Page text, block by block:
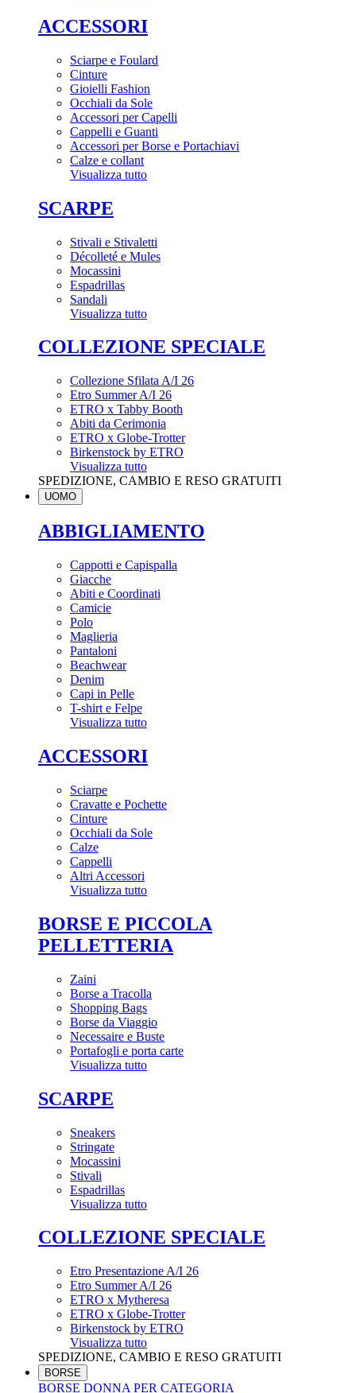
ACCESSORI
Sciarpe e Foulard
Cinture
Gioielli Fashion
Occhiali da Sole
Accessori per Capelli
Cappelli e Guanti
Accessori per Borse e Portachiavi
Calze e collant
Visualizza tutto
SCARPE
Stivali e Stivaletti
Décolleté e Mules
Mocassini
Espadrillas
Sandali
Visualizza tutto
COLLEZIONE SPECIALE
Collezione Sfilata A/I 26
Etro Summer A/I 26
ETRO x Tabby Booth
Abiti da Cerimonia
ETRO x Globe-Trotter
Birkenstock by ETRO
Visualizza tutto
SPEDIZIONE, CAMBIO E RESO GRATUITI
UOMO
ABBIGLIAMENTO
Cappotti e Capispalla
Giacche
Abiti e Coordinati
Camicie
Polo
Maglieria
Pantaloni
Beachwear
Denim
Capi in Pelle
T-shirt e Felpe
Visualizza tutto
ACCESSORI
Sciarpe
Cravatte e Pochette
Cinture
Occhiali da Sole
Calze
Cappelli
Altri Accessori
Visualizza tutto
BORSE E PICCOLA
PELLETTERIA
Zaini
Borse a Tracolla
Shopping Bags
Borse da Viaggio
Necessaire e Buste
Portafogli e porta carte
Visualizza tutto
SCARPE
Sneakers
Stringate
Mocassini
Stivali
Espadrillas
Visualizza tutto
COLLEZIONE SPECIALE
Etro Presentazione A/I 26
Etro Summer A/I 26
ETRO x Mytheresa
ETRO x Globe-Trotter
Birkenstock by ETRO
Visualizza tutto
SPEDIZIONE, CAMBIO E RESO GRATUITI
BORSE
BORSE DONNA PER CATEGORIA